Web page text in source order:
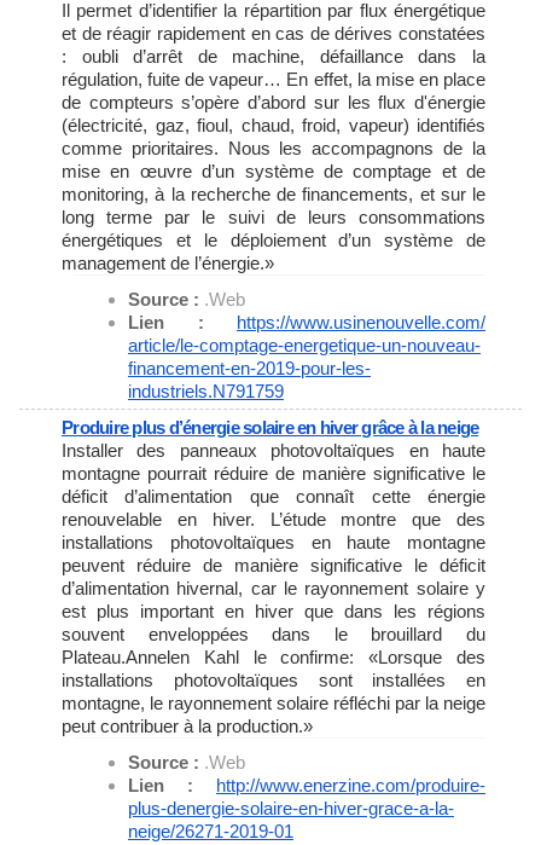
Il permet d’identifier la répartition par flux énergétique
et de réagir rapidement en cas de dérives constatées
: oubli d’arrêt de machine, défaillance dans la
régulation, fuite de vapeur… En effet, la mise en place
de compteurs s’opère d’abord sur les flux d'énergie
(électricité, gaz, fioul, chaud, froid, vapeur) identifiés
comme prioritaires. Nous les accompagnons de la
mise en œuvre d’un système de comptage et de
monitoring, à la recherche de financements, et sur le
long terme par le suivi de leurs consommations
énergétiques et le déploiement d’un système de
management de l’énergie.»
Source : .Web
Lien : https://www.usinenouvelle.com/
article/le-comptage-energetique-un-nouveau-
financement-en-2019-pour-les-
industriels.N791759
Produire plus d’énergie solaire en hiver grâce à la neige
Installer des panneaux photovoltaïques en haute
montagne pourrait réduire de manière significative le
déficit d’alimentation que connaît cette énergie
renouvelable en hiver. L’étude montre que des
installations photovoltaïques en haute montagne
peuvent réduire de manière significative le déficit
d’alimentation hivernal, car le rayonnement solaire y
est plus important en hiver que dans les régions
souvent enveloppées dans le brouillard du
Plateau.Annelen Kahl le confirme: «Lorsque des
installations photovoltaïques sont installées en
montagne, le rayonnement solaire réfléchi par la neige
peut contribuer à la production.»
Source : .Web
Lien : http://www.enerzine.com/produire-
plus-denergie-solaire-en-hiver-grace-a-la-
neige/26271-2019-01